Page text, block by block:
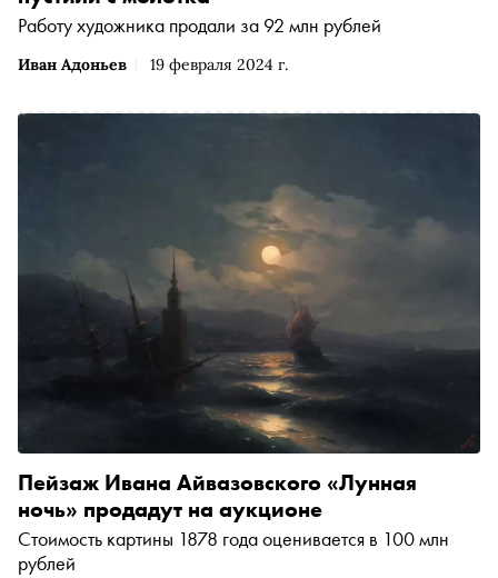
Иван Адоньев 19 февраля 2024 г.
Работу художника продали за 92 млн рублей
Пейзаж Ивана Айвазовского «Лунная
ночь» продадут на аукционе
Стоимость картины 1878 года оценивается в 100 млн
рублей